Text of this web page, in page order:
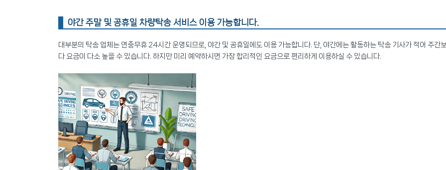
야간 주말 및 공휴일 차량탁송 서비스 이용 가능합니다.
대부분의 탁송 업체는 연중무휴 24시간 운영되므로, 야간 및 공휴일에도 이용 가능합니다. 단, 야간에는 활동하는 탁송 기사가 적어 주간
다 요금이 다소 높을 수 있습니다. 하지만 미리 예약하시면 가장 합리적인 요금으로 편리하게 이용하실 수 있습니다.